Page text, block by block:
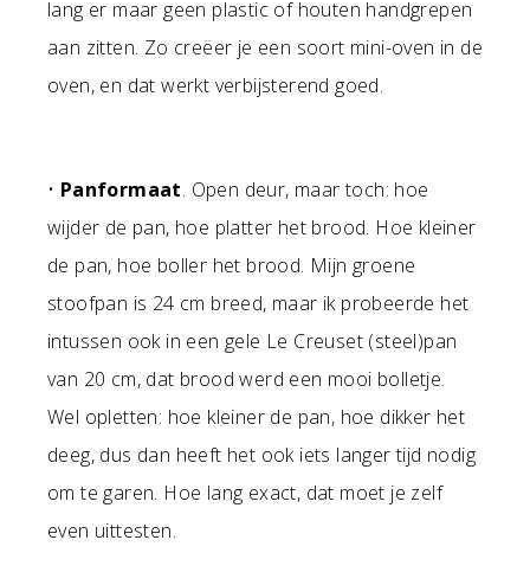
lang er maar geen plastic of houten handgrepen
aan zitten. Zo creëer je een soort mini-oven in de
oven, en dat werkt verbijsterend goed.
• Panformaat. Open deur, maar toch: hoe
wijder de pan, hoe platter het brood. Hoe kleiner
de pan, hoe boller het brood. Mijn groene
stoofpan is 24 cm breed, maar ik probeerde het
intussen ook in een gele Le Creuset (steel)pan
van 20 cm, dat brood werd een mooi bolletje.
Wel opletten: hoe kleiner de pan, hoe dikker het
deeg, dus dan heeft het ook iets langer tijd nodig
om te garen. Hoe lang exact, dat moet je zelf
even uittesten.